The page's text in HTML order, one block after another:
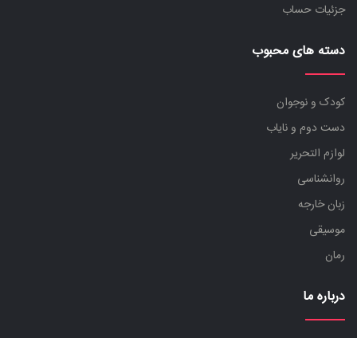
جزئیات حساب
دسته های محبوب
کودک و نوجوان
دست دوم و نایاب
لوازم التحریر
روانشناسی
زبان خارجه
موسیقی
رمان
درباره ما